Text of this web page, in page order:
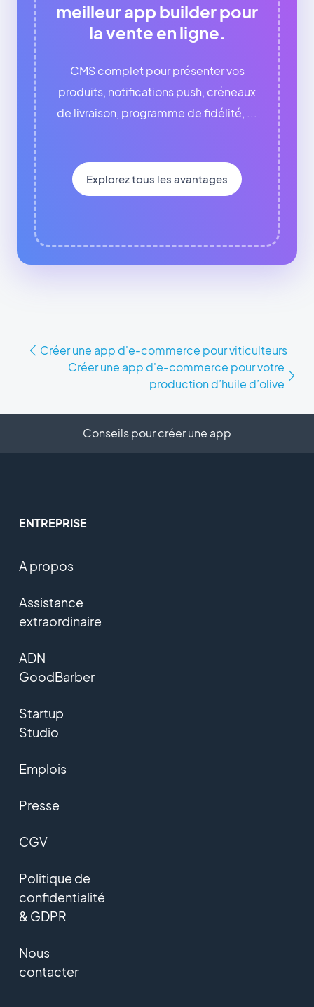
meilleur app builder pour
la vente en ligne.
CMS complet pour présenter vos
produits, notifications push, créneaux
de livraison, programme de fidélité, ...
Explorez tous les avantages
Créer une app d'e-commerce pour viticulteurs
Créer une app d'e-commerce pour votre
production d’huile d’olive
Conseils pour créer une app
ENTREPRISE
A propos
Assistance
extraordinaire
ADN
GoodBarber
Startup
Studio
Emplois
Presse
CGV
Politique de
confidentialité
& GDPR
Nous
contacter